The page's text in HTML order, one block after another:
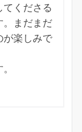
くださる
。まだまだ
が楽しみで